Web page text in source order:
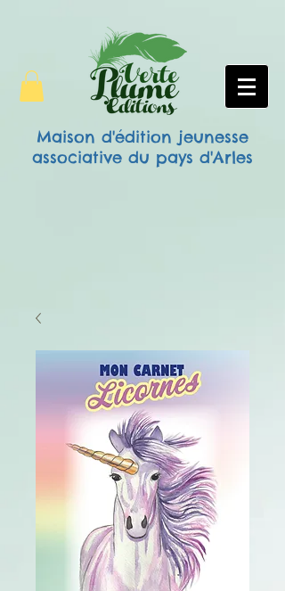
Maison d'édition jeunesse
associative du pays d'Arles